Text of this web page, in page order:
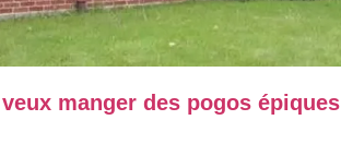
manger des pogos épiques